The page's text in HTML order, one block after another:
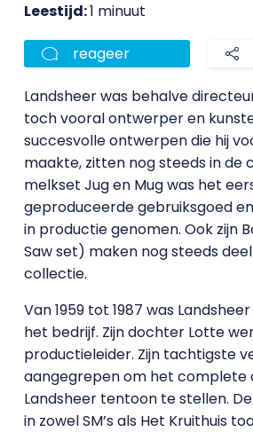
Leestijd:1 minuut
reageer
Landsheer was behalve
toch vooral ontwerper en
succesvolle ontwerpen die hij
maakte, zitten nog steeds in de
melkset Jug en Mug was het
geproduceerde gebruiksgoed
in productie genomen. Ook zijn
Saw set) maken nog steeds
collectie.
Van 1959 tot 1987 was
het bedrijf. Zijn dochter Lotte
productieleider. Zijn tachtigste
aangegrepen om het complete
Landsheer tentoon te stellen.
in zowel SM’s als Het Kruithuis